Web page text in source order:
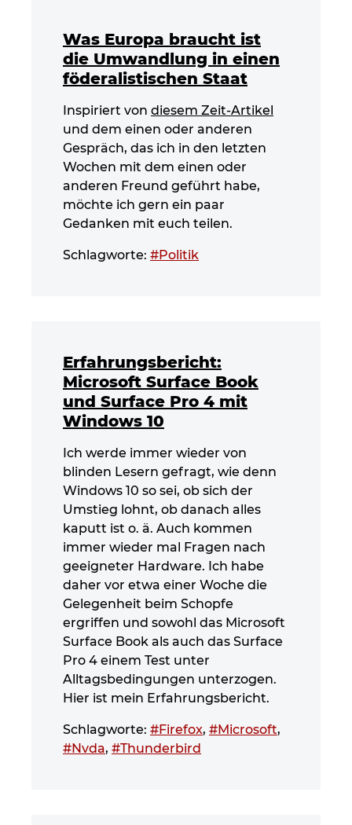
Was Europa braucht ist
die Umwandlung in einen
föderalistischen Staat
Inspiriert von diesem Zeit-Artikel
und dem einen oder anderen
Gespräch, das ich in den letzten
Wochen mit dem einen oder
anderen Freund geführt habe,
möchte ich gern ein paar
Gedanken mit euch teilen.
Schlagworte: #Politik
Erfahrungsbericht:
Microsoft Surface Book
und Surface Pro 4 mit
Windows 10
Ich werde immer wieder von
blinden Lesern gefragt, wie denn
Windows 10 so sei, ob sich der
Umstieg lohnt, ob danach alles
kaputt ist o. ä. Auch kommen
immer wieder mal Fragen nach
geeigneter Hardware. Ich habe
daher vor etwa einer Woche die
Gelegenheit beim Schopfe
ergriffen und sowohl das Microsoft
Surface Book als auch das Surface
Pro 4 einem Test unter
Alltagsbedingungen unterzogen.
Hier ist mein Erfahrungsbericht.
Schlagworte: #Firefox, #Microsoft,
#Nvda, #Thunderbird